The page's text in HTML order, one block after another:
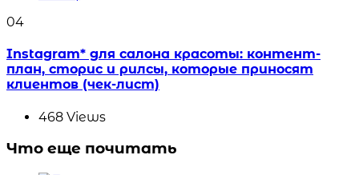
04
Instagram* для салона красоты: контент-
план, сторис и рилсы, которые приносят
клиентов (чек-лист)
468 Views
Что еще почитать